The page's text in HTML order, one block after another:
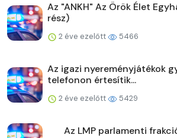
Az "ANKH" Az Örök Élet
rész)
2 éve ezelőtt 5466
Az igazi nyereményjátékok
telefonon értesítik...
2 éve ezelőtt 5429
Az LMP parlamenti